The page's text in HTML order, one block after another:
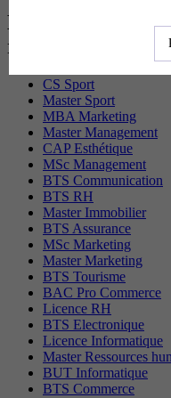
Les diplômes
recherchés
CS Sport
Master Sport
MBA Marketing
Master Management
CAP Esthétique
MSc Management
BTS Communication
BTS RH
Master Immobilier
BTS Assurance
MSc Marketing
Master Marketing
BTS Tourisme
BAC Pro Commerce
Licence RH
BTS Electronique
Licence Informatique
Master Ressources
BUT Informatique
BTS Commerce